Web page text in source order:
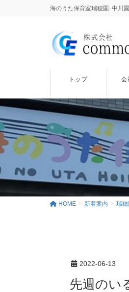
海のうた保育室瑞穂園･中川
トップ 会
HOME 新着案内 瑞穂
2022-06-13
先週のい